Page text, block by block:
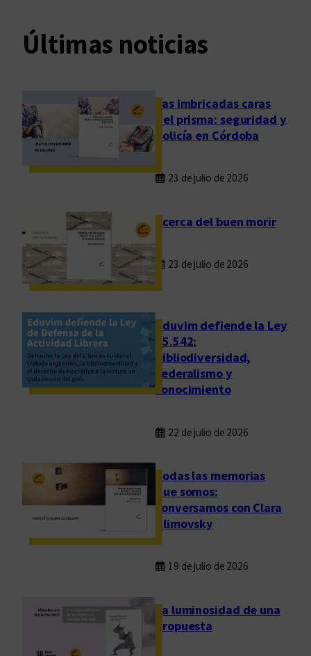
Últimas noticias
Las imbricadas caras
del prisma: seguridad y
policía en Córdoba
23 de julio de 2026
Acerca del buen morir
23 de julio de 2026
Eduvim defiende la Ley
25.542:
bibliodiversidad,
federalismo y
conocimiento
22 de julio de 2026
Todas las memorias
que somos:
conversamos con Clara
Klimovsky
19 de julio de 2026
La luminosidad de una
propuesta